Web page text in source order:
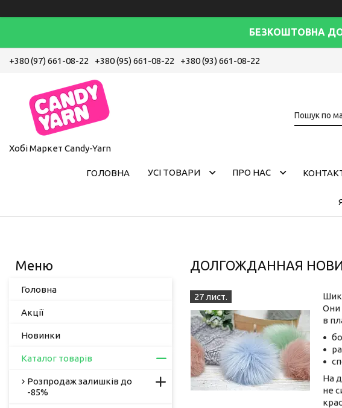
БЕЗКОШТОВНА
+380 (97) 661-08-22 +380 (95) 661-08-22 +380 (93) 661-08-22
Хобі Маркет Candy-Yarn
ГОЛОВНА УСІ ТОВАРИ ПРО НАС
ДОЛГОЖДАННАЯ
27 лист.
Они
в
На
не
Головна
Акції
Новинки
Каталог товарів
Розпродаж залишків до
-85%